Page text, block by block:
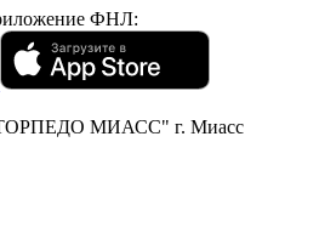
ФНЛ:
МИАСС" г. Миасс